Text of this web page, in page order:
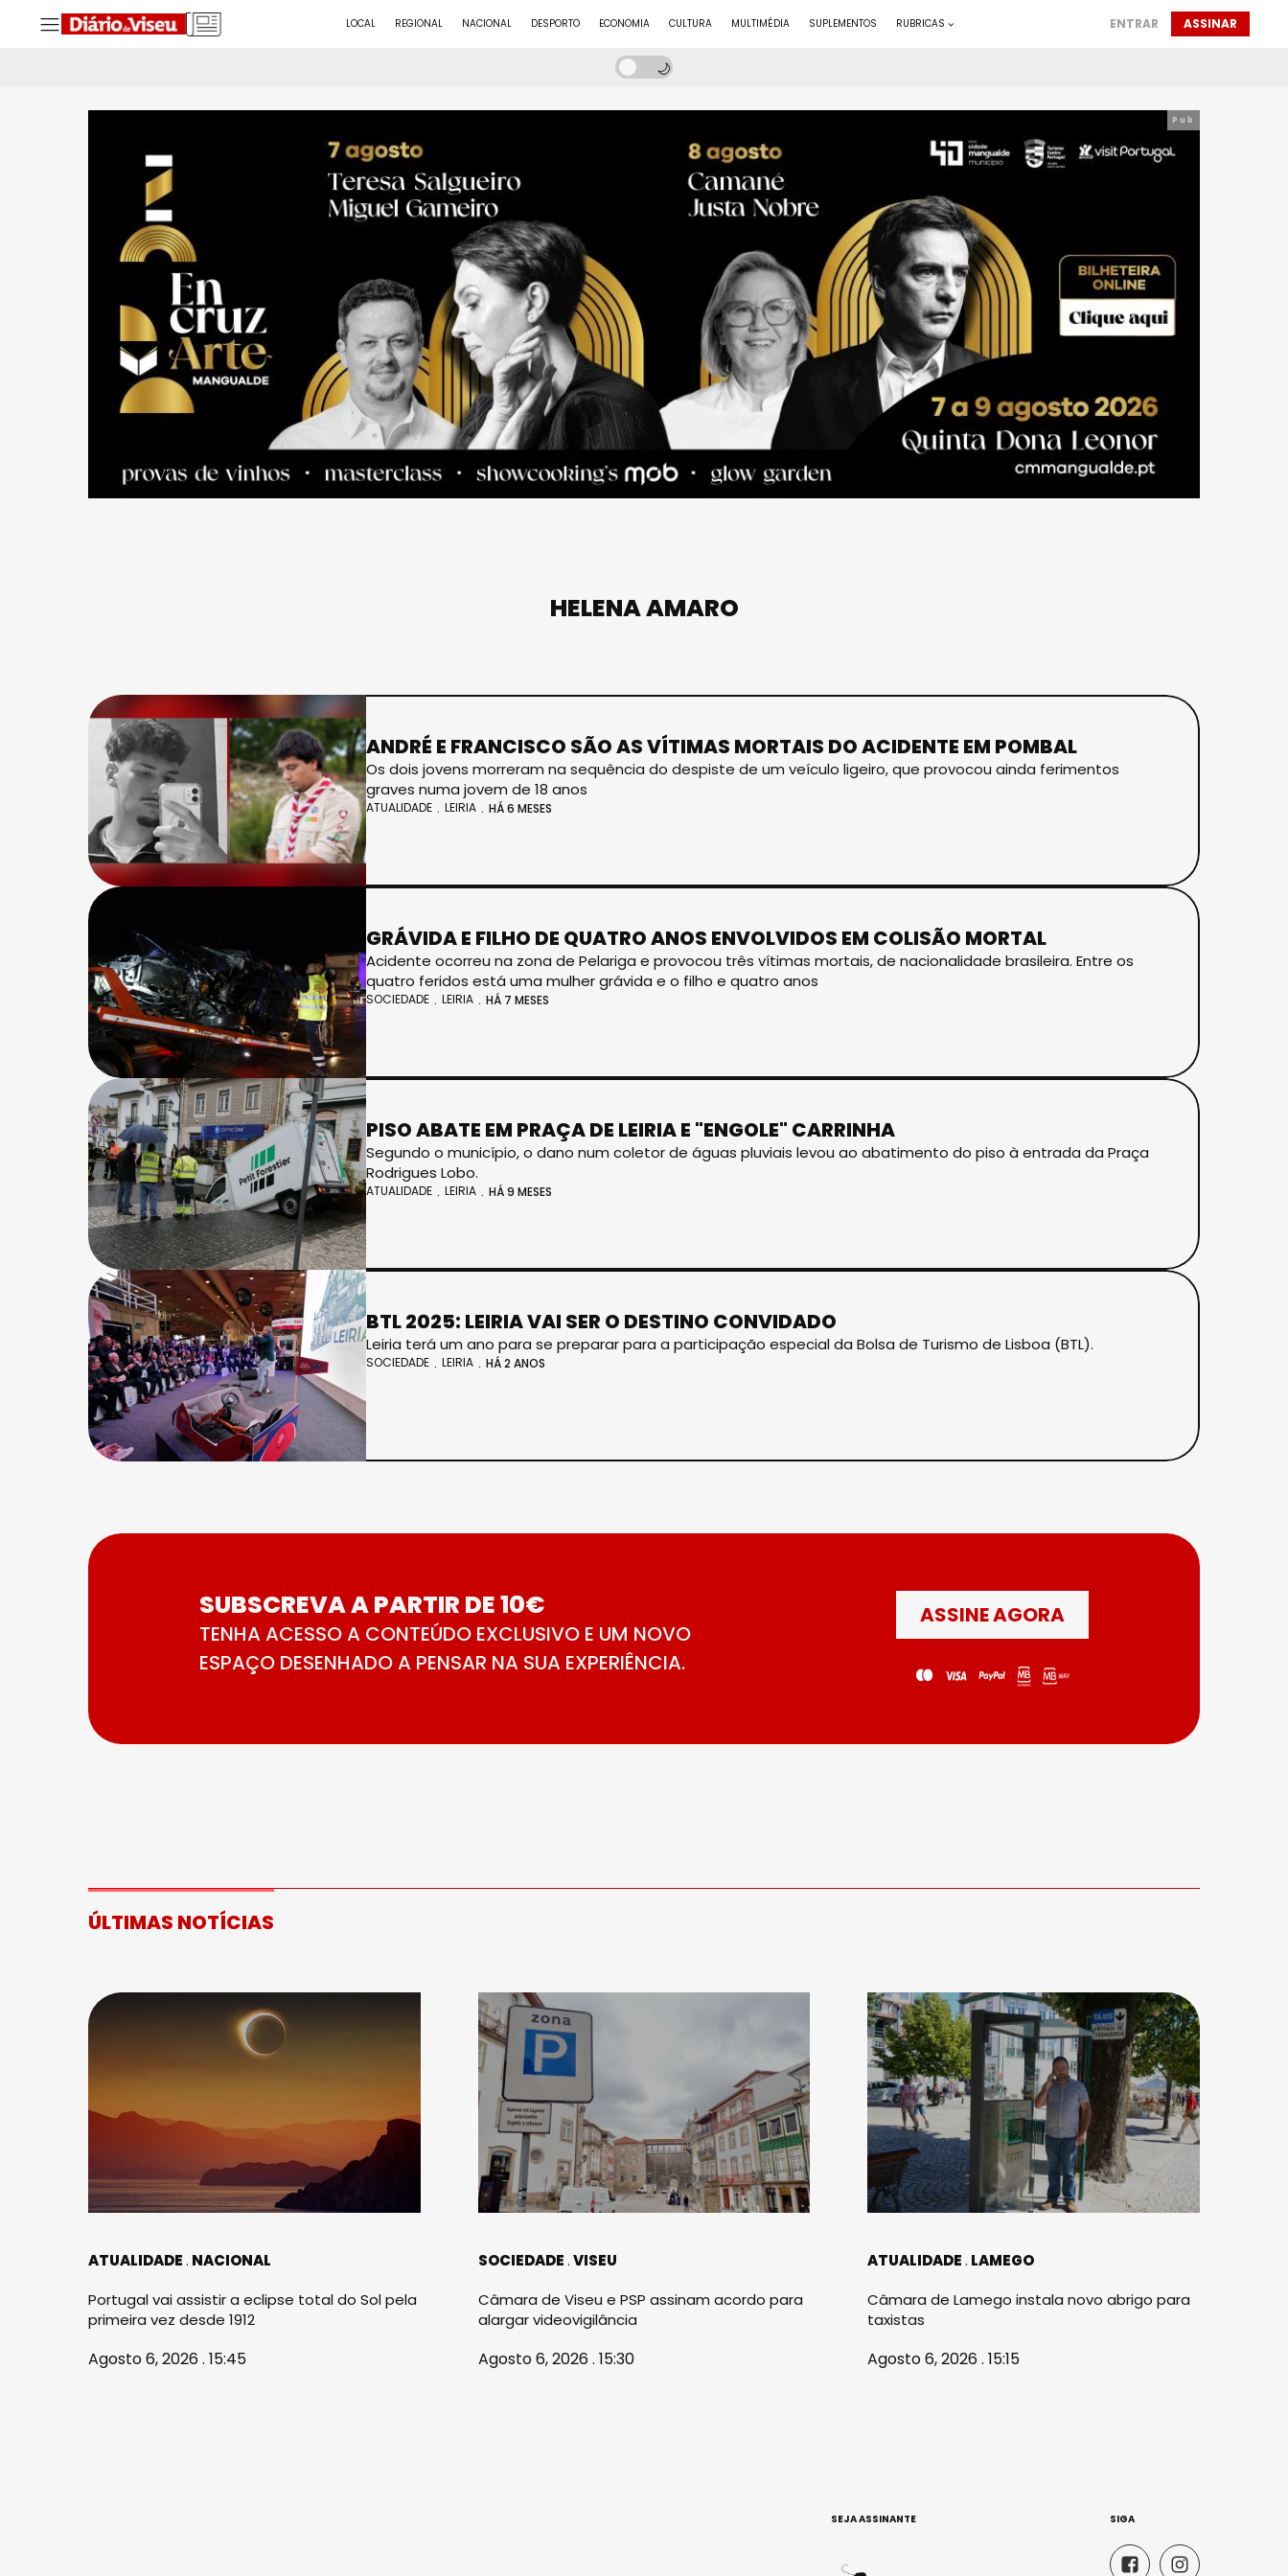
LOCAL REGIONAL NACIONAL DESPORTO ECONOMIA CULTURA MULTIMÉDIA SUPLEMENTOS RUBRICAS ENTRAR ASSINAR
Pub
HELENA AMARO
ANDRÉ E FRANCISCO SÃO AS VÍTIMAS MORTAIS DO ACIDENTE EM POMBAL
Os dois jovens morreram na sequência do despiste de um veículo ligeiro, que provocou ainda ferimentos
graves numa jovem de 18 anos
ATUALIDADE LEIRIA HÁ 6 MESES
GRÁVIDA E FILHO DE QUATRO ANOS ENVOLVIDOS EM COLISÃO MORTAL
Acidente ocorreu na zona de Pelariga e provocou três vítimas mortais, de nacionalidade brasileira. Entre os
quatro feridos está uma mulher grávida e o filho e quatro anos
SOCIEDADE LEIRIA HÁ 7 MESES
PISO ABATE EM PRAÇA DE LEIRIA E "ENGOLE" CARRINHA
Segundo o município, o dano num coletor de águas pluviais levou ao abatimento do piso à entrada da Praça
Rodrigues Lobo.
ATUALIDADE LEIRIA HÁ 9 MESES
BTL 2025: LEIRIA VAI SER O DESTINO CONVIDADO
Leiria terá um ano para se preparar para a participação especial da Bolsa de Turismo de Lisboa (BTL).
SOCIEDADE LEIRIA HÁ 2 ANOS
SUBSCREVA A PARTIR DE 10€
TENHA ACESSO A CONTEÚDO EXCLUSIVO E UM NOVO
ESPAÇO DESENHADO A PENSAR NA SUA EXPERIÊNCIA.
ASSINE AGORA
ÚLTIMAS NOTÍCIAS
ATUALIDADE NACIONAL
Portugal vai assistir a eclipse total do Sol pela
primeira vez desde 1912
Agosto 6, 2026 . 15:45
SOCIEDADE VISEU
Câmara de Viseu e PSP assinam acordo para
alargar videovigilância
Agosto 6, 2026 . 15:30
ATUALIDADE LAMEGO
Câmara de Lamego instala novo abrigo para
taxistas
Agosto 6, 2026 . 15:15
SEJA ASSINANTE SIGA